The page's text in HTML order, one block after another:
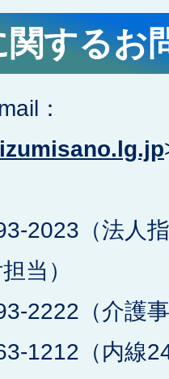
関するお
：
2023（法人
当）
（介護事
1212（内線